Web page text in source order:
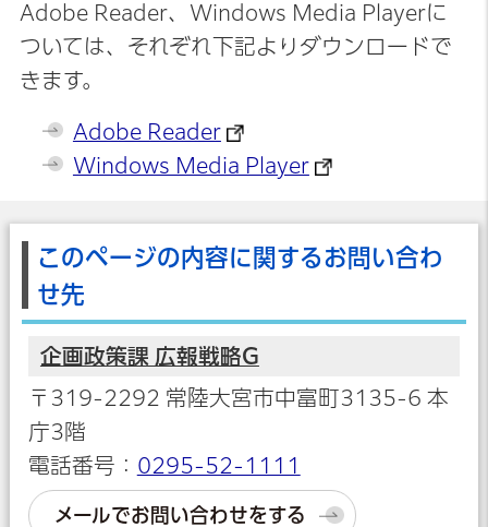
Adobe Reader、Windows Media Playerに
ついては、それぞれ下記よりダウンロードで
きます。
Adobe Reader
Windows Media Player
このページの内容に関するお問い合わ
せ先
企画政策課 広報戦略G
〒319-2292 常陸大宮市中富町3135-6 本
庁3階
電話番号： 0295-52-1111
メールでお問い合わせをする